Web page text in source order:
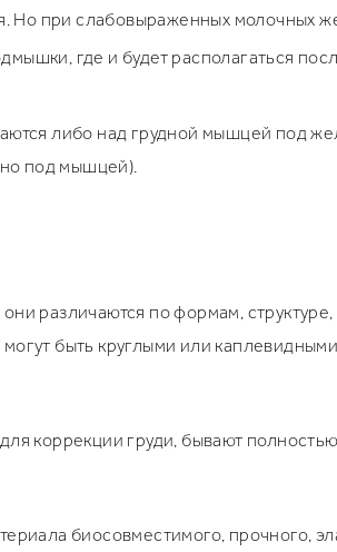
Но при слабовыраженных молочных
где и будет располагаться
либо над грудной мышцей под
под мышцей).
различаются по формам,
быть круглыми или
коррекции груди, бывают
биосовместимого, прочного,